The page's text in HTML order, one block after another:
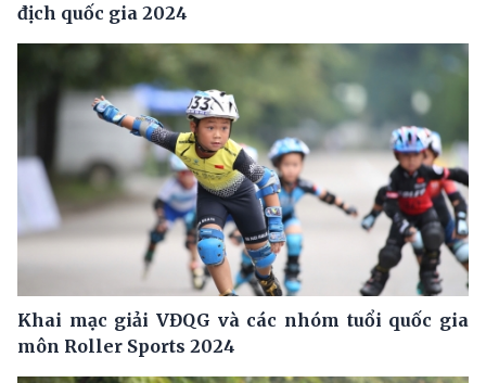
địch quốc gia 2024
Khai mạc giải VĐQG và các nhóm tuổi quốc gia
môn Roller Sports 2024